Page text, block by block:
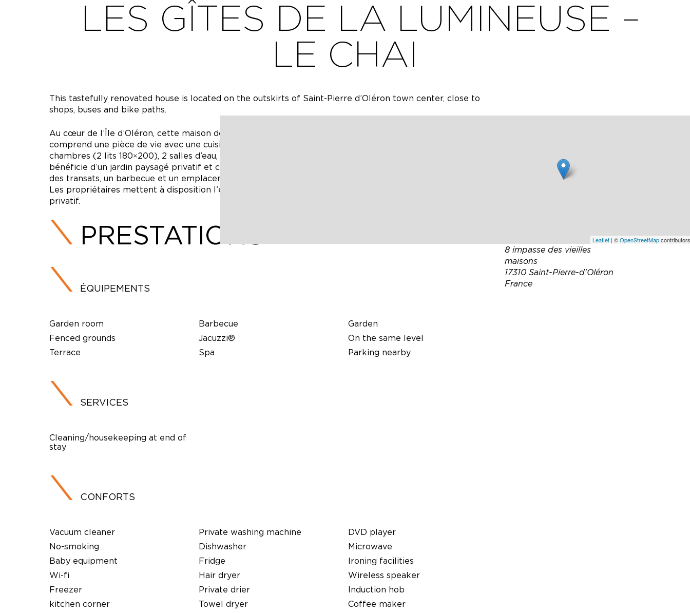
LES GÎTES DE LA LUMINEUSE –
LE CHAI
This tastefully renovated house is located on the outskirts of Saint-Pierre d’Oléron town center, close to
shops, buses and bike paths.
Au cœur de l’Île d’Oléron, cette maison de plain-pied de 80m² peut accueillir jusqu’à 6 personnes. Elle
comprend une pièce de vie avec une cuisine équipée, un séjour et un coin salon. Elle bénéficie de deux
chambres (2 lits 180×200), 2 salles d’eau, 2 toilettes et un canapé lit dans le séjour. Cette location
bénéficie d’un jardin paysagé privatif et clos de 300 m², une terrasse en bois de 40 m², un salon de jardin,
des transats, un barbecue et un emplacement privatif pour les voitures.
Les propriétaires mettent à disposition l’équipement pour bébé sur demande et offrent l’accès au jacuzzi
privatif.
PRESTATIONS
ÉQUIPEMENTS
Garden room
Fenced grounds
Terrace
Barbecue
Jacuzzi®
Spa
Garden
On the same level
Parking nearby
SERVICES
Cleaning/housekeeping at end of
stay
CONFORTS
Vacuum cleaner
No-smoking
Baby equipment
Wi-fi
Freezer
kitchen corner
Private washing machine
Dishwasher
Fridge
Hair dryer
Private drier
Towel dryer
DVD player
Microwave
Ironing facilities
Wireless speaker
Induction hob
Coffee maker
Leaflet| ©OpenStreetMap
8 impasse des vieilles
maisons
17310 Saint-Pierre-d'Oléron
France